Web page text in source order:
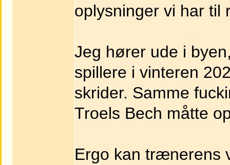
oplysninger vi har til
Jeg hører ude i
spillere i vinteren
skrider. Samme
Troels Bech måtte
Ergo kan trænerens